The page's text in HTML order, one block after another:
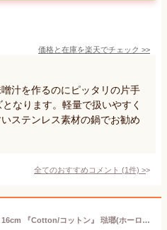
価格と在庫を楽天でチェック >>
汁を作るのにピッタリの片手
なります。軽量で扱いやすく
ステンレス素材の鍋でお勧め
全てのおすすめコメント (1件) >
富士琺瑯 片手鍋 ソースパン 16cm 『Cotton/コットン』 琺瑯(ホーロー)製の小さなかわいいコットンシリーズ片手鍋 出産祝いや就職祝,1人暮らしのプレゼント(ギフト)に IH対応 おしゃれ